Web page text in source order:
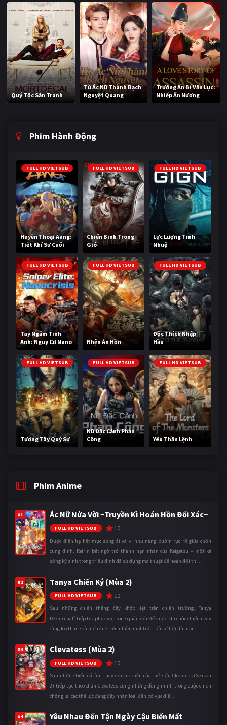
Quý Tộc Săn Tranh
Từ Ác Nữ Thành Bạch
Nguyệt Quang
Trường An Bí Văn Lục:
Nhiếp Ẩn Nương
Phim Hành Động
FULL HD VIETSUB
Huyền Thoại Aang:
Tiết Khí Sư Cuối
Cùng
FULL HD VIETSUB
Chiến Binh Trong
Gió
FULL HD VIETSUB
Lực Lượng Tinh
Nhuệ
FULL HD VIETSUB
Tay Ngắm Tinh
Anh: Nguy Cơ Nano
FULL HD VIETSUB
Nhện Ăn Hồn
FULL HD VIETSUB
Độc Thích Nhập
Hầu
FULL HD VIETSUB
Tương Tây Quỷ Sự
FULL HD VIETSUB
Nữ Đặc Cảnh Phản
Công
FULL HD VIETSUB
Yêu Thần Lệnh
Phim Anime
#1 Ác Nữ Nửa Vời ~Truyền Kì Hoán Hồn Đổi Xác~
FULL HD VIETSUB 10
Được điện hạ hết mực sủng ái và ví như nàng bướm rực rỡ giữa chốn
cung đình, Reirin bất ngờ trở thành nạn nhân của Keigetsu – một kẻ
sống ký sinh trong triều đình đã sử dụng ma thuật để hoán đổi th ...
#2 Tanya Chiến Ký (Mùa 2)
FULL HD VIETSUB 10
Sau những chiến thắng đầy khốc liệt trên chiến trường, Tanya
Degurechaff tiếp tục phục vụ trong quân đội Đế quốc khi cuộc chiến ngày
càng leo thang và mở rộng trên nhiều mặt trận. Dù sở hữu tài năn ...
#3 Clevatess (Mùa 2)
FULL HD VIETSUB 10
Sau những biến cố làm thay đổi cục diện của thế giới, Clevatess (Season
2) tiếp tục theo chân Clevatess cùng những đồng minh trong cuộc chiến
chống lại các thế lực đang đẩy nhân loại đến bờ vực diệ ...
#4 Yêu Nhau Đến Tận Ngày Cậu Biến Mất